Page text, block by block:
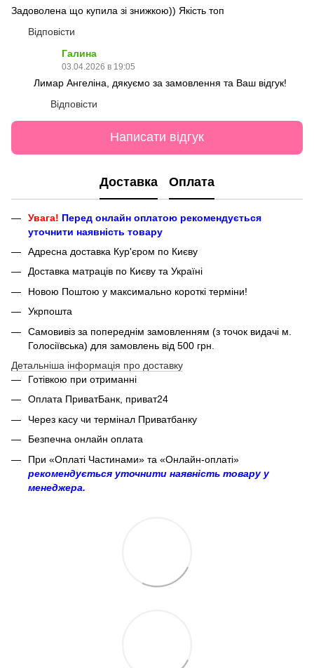
Задоволена що купила зі знижкою)) Якість топ
Відповісти
Галина
03.04.2026 в 19:05
Лимар Ангеліна, дякуємо за замовлення та Ваш відгук!
Відповісти
Написати відгук
Доставка Оплата
Увага! Перед онлайн оплатою рекомендується
уточнити наявність товару
Адресна доставка Кур'єром по Києву
Доставка матраців по Києву та Україні
Новою Поштою у максимально короткі терміни!
Укрпошта
Самовивіз за попереднім замовленням (з точок видачі м.
Голосіївська) для замовлень від 500 грн.
Детальніша інформація про доставку
Готівкою при отриманні
Оплата ПриватБанк, приват24
Через касу чи термінал Приватбанку
Безпечна онлайн оплата
При «Оплаті Частинами» та «Онлайн-оплаті»
рекомендується уточнити наявність товару у
менеджера.